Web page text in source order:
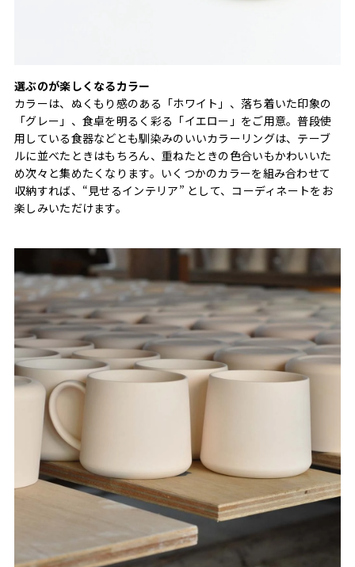
選ぶのが楽しくなるカラー
カラーは、ぬくもり感のある「ホワイト」、落ち着いた印象の
「グレー」、食卓を明るく彩る「イエロー」をご用意。普段使
用している食器などとも馴染みのいいカラーリングは、テーブ
ルに並べたときはもちろん、重ねたときの色合いもかわいいた
め次々と集めたくなります。いくつかのカラーを組み合わせて
収納すれば、“見せるインテリア” として、コーディネートをお
楽しみいただけます。